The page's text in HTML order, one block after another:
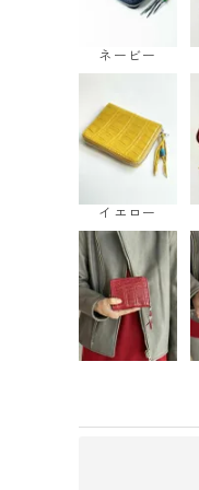
ネービー
イエロー